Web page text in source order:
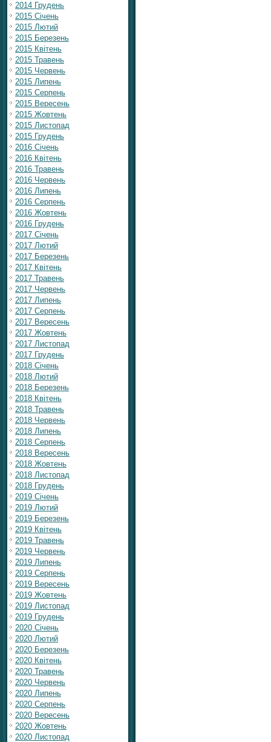
2014 Грудень
2015 Січень
2015 Лютий
2015 Березень
2015 Квітень
2015 Травень
2015 Червень
2015 Липень
2015 Серпень
2015 Вересень
2015 Жовтень
2015 Листопад
2015 Грудень
2016 Січень
2016 Квітень
2016 Травень
2016 Червень
2016 Липень
2016 Серпень
2016 Жовтень
2016 Грудень
2017 Січень
2017 Лютий
2017 Березень
2017 Квітень
2017 Травень
2017 Червень
2017 Липень
2017 Серпень
2017 Вересень
2017 Жовтень
2017 Листопад
2017 Грудень
2018 Січень
2018 Лютий
2018 Березень
2018 Квітень
2018 Травень
2018 Червень
2018 Липень
2018 Серпень
2018 Вересень
2018 Жовтень
2018 Листопад
2018 Грудень
2019 Січень
2019 Лютий
2019 Березень
2019 Квітень
2019 Травень
2019 Червень
2019 Липень
2019 Серпень
2019 Вересень
2019 Жовтень
2019 Листопад
2019 Грудень
2020 Січень
2020 Лютий
2020 Березень
2020 Квітень
2020 Травень
2020 Червень
2020 Липень
2020 Серпень
2020 Вересень
2020 Жовтень
2020 Листопад